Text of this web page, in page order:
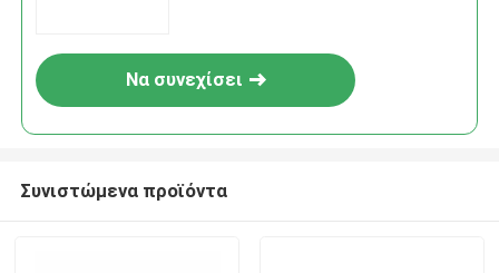
Να συνεχίσει
Συνιστώμενα προϊόντα